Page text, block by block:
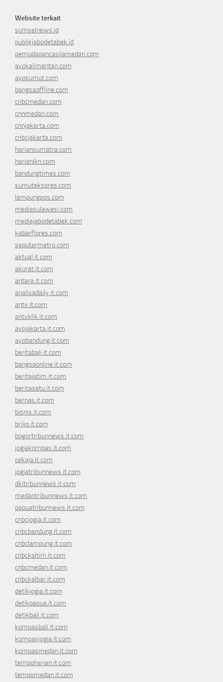
Website terkait
sumselnews.id
publikjabodetabek.id
pemudapancasilamedan.com
ayokalimantan.com
ayosumut.com
bangsaoffline.com
cnbcmedan.com
cnnmedan.com
cnnjakarta.com
cnbcjakarta.com
hariansumatra.com
harianikn.com
bandungtimes.com
sumutekspres.com
lampungpos.com
mediasulawesi.com
mediajabodetabek.com
kabarflores.com
seputarmetro.com
aktual.it.com
akurat.it.com
antara.it.com
analisadaily.it.com
antv.it.com
antvklik.it.com
ayojakarta.it.com
ayobandung.it.com
beritabali.it.com
bangsaonline.it.com
beritajatim.it.com
beritasatu.it.com
bernas.it.com
bisnis.it.com
brilio.it.com
bogortribunnews.it.com
jogjakompas.it.com
cekaja.it.com
jogjatribunnews.it.com
dkitribunnews.it.com
medantribunnews.it.com
papuatribunnews.it.com
cnbcjogja.it.com
cnbcbandung.it.com
cnbclampung.it.com
cnbckaltim.it.com
cnbcmedan.it.com
cnbckalbar.it.com
detikjogja.it.com
detikpapua.it.com
detikbali.it.com
kompasbali.it.com
kompasjogja.it.com
kompasmedan.it.com
tempoharian.it.com
tempomedan.it.com